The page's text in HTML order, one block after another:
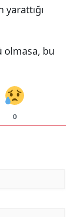
yarattığı
olmasa, bu
0